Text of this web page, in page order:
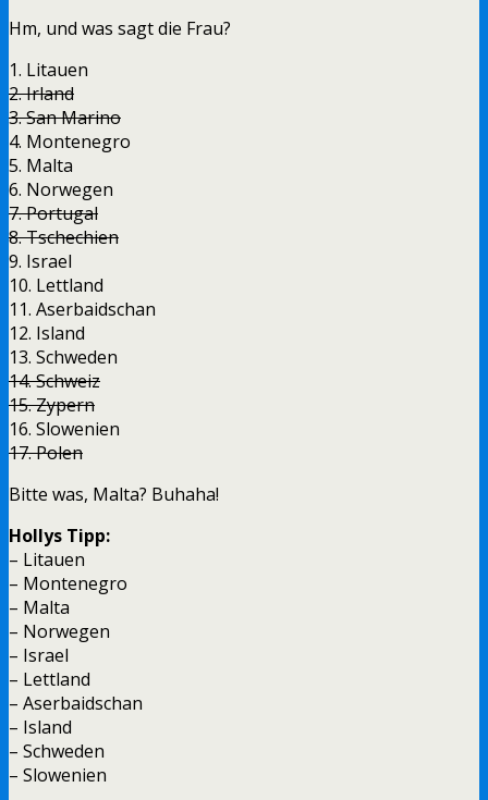
Hm, und was sagt die Frau?
1. Litauen
2. Irland
3. San Marino
4. Montenegro
5. Malta
6. Norwegen
7. Portugal
8. Tschechien
9. Israel
10. Lettland
11. Aserbaidschan
12. Island
13. Schweden
14. Schweiz
15. Zypern
16. Slowenien
17. Polen
Bitte was, Malta? Buhaha!
Hollys Tipp:
– Litauen
– Montenegro
– Malta
– Norwegen
– Israel
– Lettland
– Aserbaidschan
– Island
– Schweden
– Slowenien